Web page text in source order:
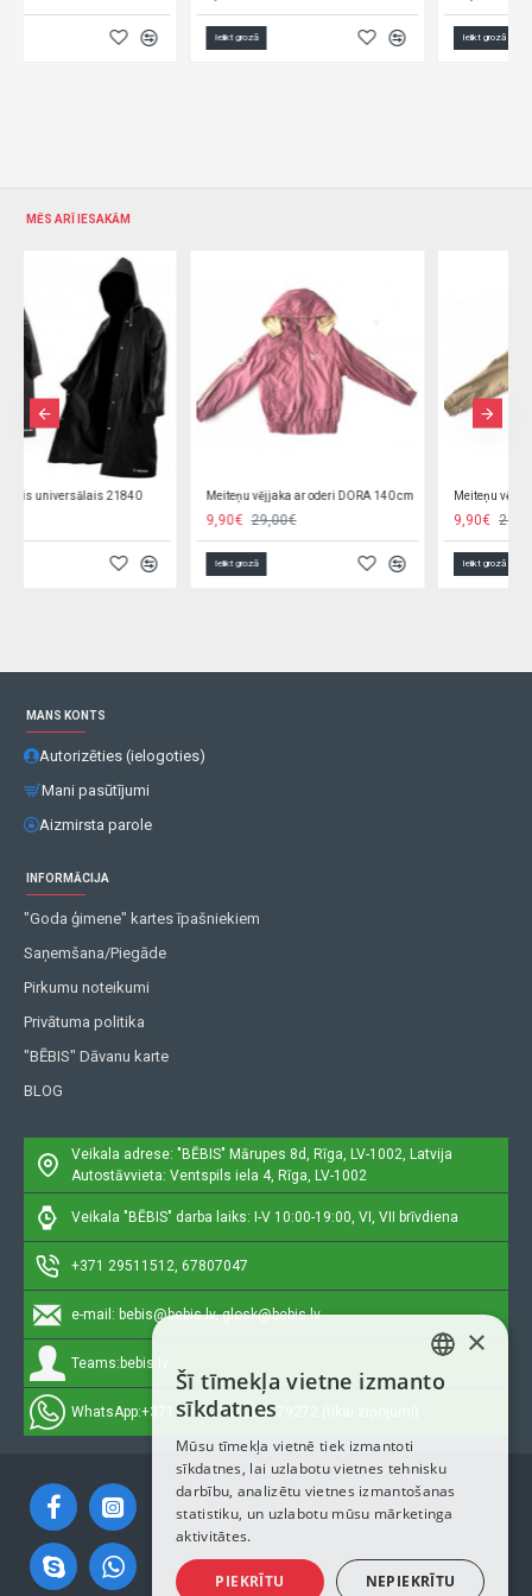
MĒS ARĪ IESAKĀM
Meiteņu vējjaka ar oderi DORA 140 cm Meiteņu vējjaka ar oderi DORA beige 122,134 cm
9,90€
MANS KONTS
Autorizēties (ielogoties)
Mani pasūtījumi
Aizmirsta parole
INFORMĀCIJA
"Goda ģimene" kartes īpašniekiem
Saņemšana/Piegāde
Pirkumu noteikumi
Privātuma politika
"BĒBIS" Dāvanu karte
BLOG
Veikala adrese: "BĒBIS" Mārupes 8d, Rīga, LV-1002, Latvija
Autostāvvieta: Ventspils iela 4, Rīga, LV-1002
Veikala "BĒBIS" darba laiks: I-V 10:00-19:00, VI, VII brīvdiena
+371 29511512, 67807047
e-mail: bebis@bebis.lv, glosk@bebis.lv
Teams: bebis.lv
WhatsApp:+371 29511512, 20579272 (tikai ziņojumi)
LATVIAN
ENGLISH
×
Šī tīmekļa vietne izmanto
sīkdatnes
Mūsu tīmekļa vietnē tiek izmantoti
sīkdatnes, lai uzlabotu vietnes tehnisku
darbību, analizētu vietnes izmantošanas
statistiku, un uzlabotu mūsu mārketinga
aktivitātes.
PIEKRĪTU NEPIEKRĪTU